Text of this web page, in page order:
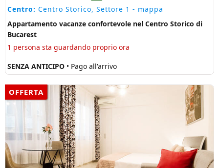
Centro: Centro Storico, Settore 1 - mappa
Appartamento vacanze confortevole nel Centro Storico di
Bucarest
1 persona sta guardando proprio ora
SENZA ANTICIPO • Pago all'arrivo
OFFERTA